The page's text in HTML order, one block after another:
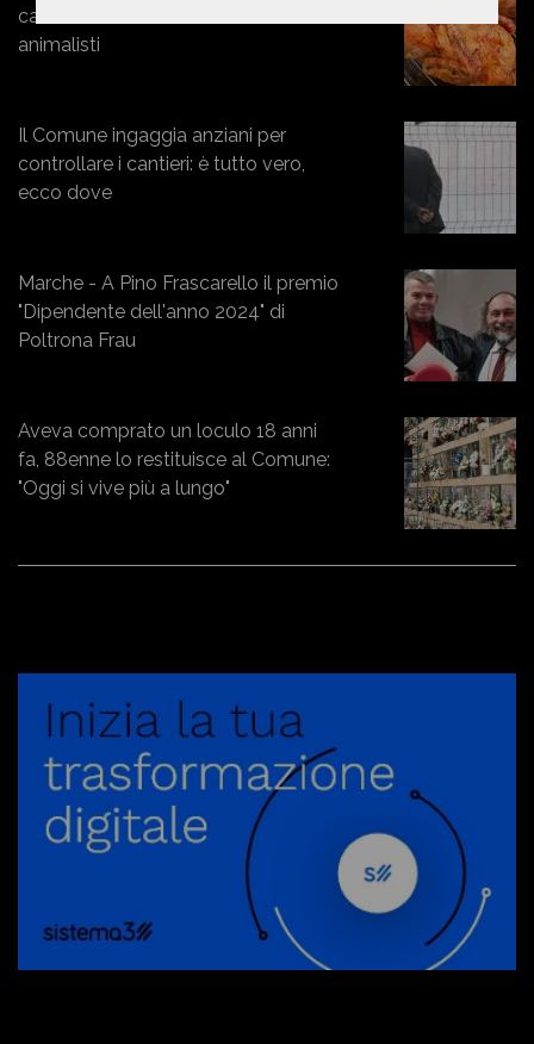
casa e scatenano l’ira dei vicini
animalisti
Il Comune ingaggia anziani per
controllare i cantieri: è tutto vero,
ecco dove
Marche - A Pino Frascarello il premio
"Dipendente dell'anno 2024" di
Poltrona Frau
Aveva comprato un loculo 18 anni
fa, 88enne lo restituisce al Comune:
"Oggi si vive più a lungo"